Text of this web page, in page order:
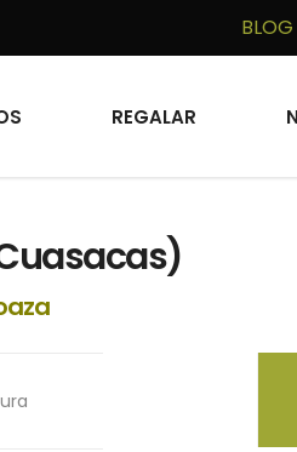
BLOG
REGALAR